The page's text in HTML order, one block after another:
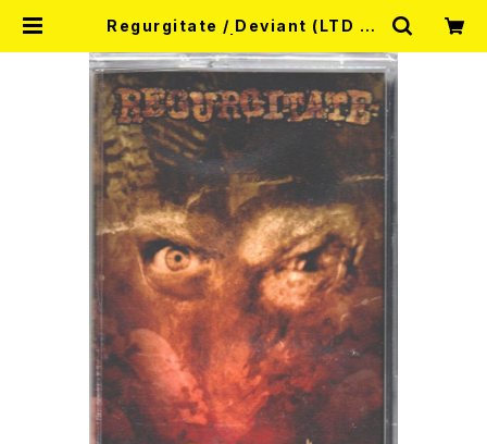
Regurgitate / Deviant (LTD 10
MISERY